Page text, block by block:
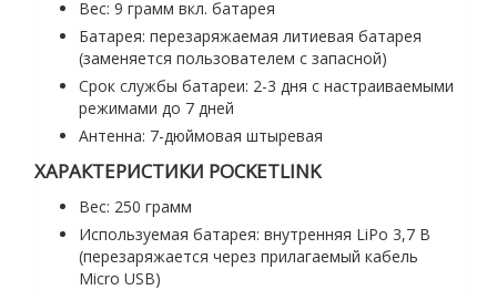
Вес: 9 грамм вкл. батарея
Батарея: перезаряжаемая литиевая батарея
(заменяется пользователем с запасной)
Срок службы батареи: 2-3 дня с настраиваемыми
режимами до 7 дней
Антенна: 7-дюймовая штыревая
ХАРАКТЕРИСТИКИ POCKETLINK
Вес: 250 грамм
Используемая батарея: внутренняя LiPo 3,7 В
(перезаряжается через прилагаемый кабель
Micro USB)